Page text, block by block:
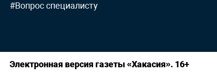
#Вопрос специалисту
Электронная версия газеты «Хакасия». 16+